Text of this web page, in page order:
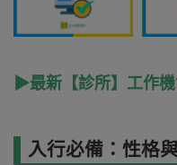
▶最新【診所】工作
入行必備：性格